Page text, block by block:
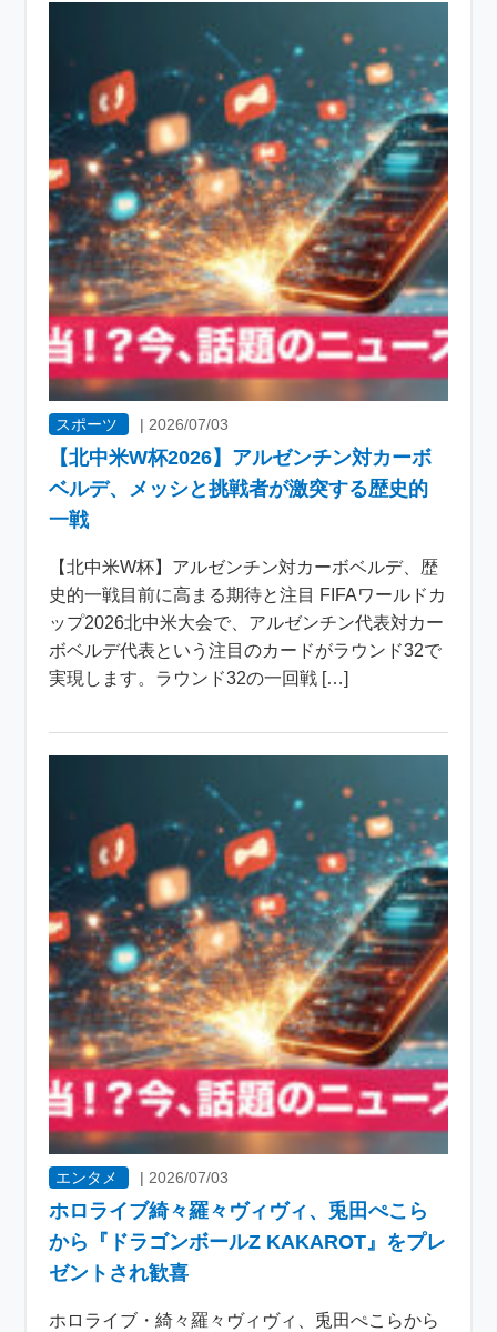
スポーツ | 2026/07/03
【北中米W杯2026】アルゼンチン対カーボ
ベルデ、メッシと挑戦者が激突する歴史的
一戦
【北中米W杯】アルゼンチン対カーボベルデ、歴
史的一戦目前に高まる期待と注目 FIFAワールドカ
ップ2026北中米大会で、アルゼンチン代表対カー
ボベルデ代表という注目のカードがラウンド32で
実現します。ラウンド32の一回戦 […]
エンタメ |2026/07/03
ホロライブ綺々羅々ヴィヴィ、兎田ぺこら
から『ドラゴンボールZ KAKAROT』をプレ
ゼントされ歓喜
ホロライブ・綺々羅々ヴィヴィ、兎田ぺこらから